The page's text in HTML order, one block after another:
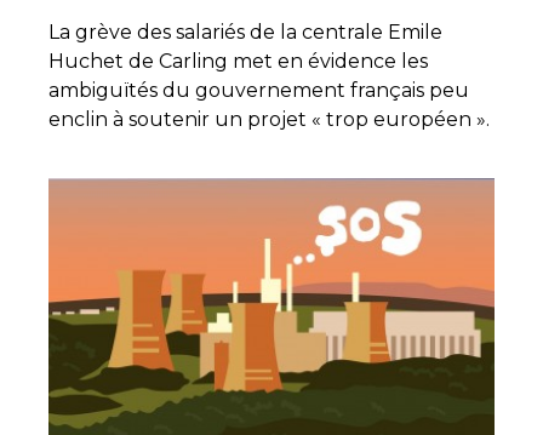
La grève des salariés de la centrale Emile
Huchet de Carling met en évidence les
ambiguïtés du gouvernement français peu
enclin à soutenir un projet « trop européen ».